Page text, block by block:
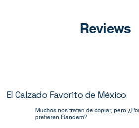
Reviews
El Calzado Favorito de México
Muchos nos tratan de copiar, pero
prefieren Randem?